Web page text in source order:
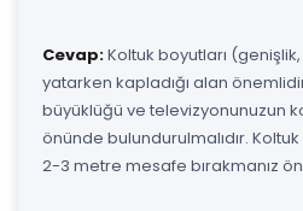
Cevap:Koltuk boyutları
yatarken kapladığı alan
büyüklüğü ve televizyonunuzun
önünde bulundurulmalıdır.
2-3 metre mesafe bırakmanız